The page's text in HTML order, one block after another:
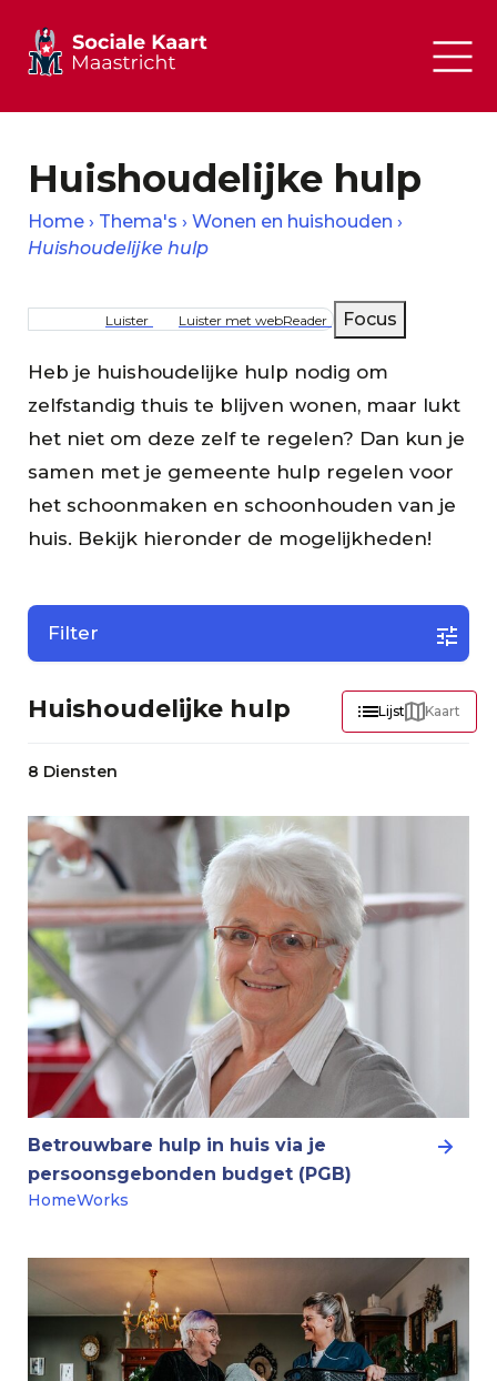
Huishoudelijke hulp
Home Thema's
Wonen en huishouden
Huishoudelijke hulp
Luister Luister met webReader Focus
Heb je huishoudelijke hulp nodig om
zelfstandig thuis te blijven wonen, maar lukt
het niet om deze zelf te regelen? Dan kun je
samen met je gemeente hulp regelen voor
het schoonmaken en schoonhouden van je
huis. Bekijk hieronder de mogelijkheden!
Filter
Huishoudelijke hulp Lijst Kaart
8 Diensten
Betrouwbare hulp in huis via je
persoonsgebonden budget (PGB)
HomeWorks